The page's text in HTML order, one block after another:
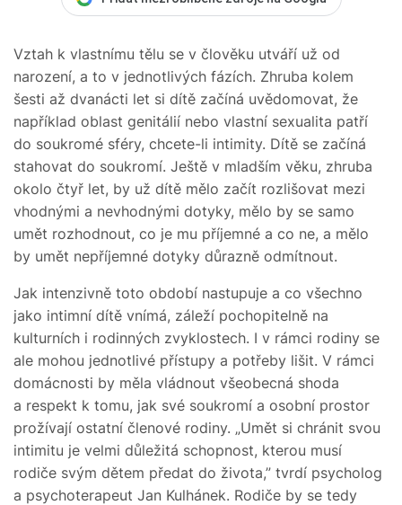
Vztah k vlastnímu tělu se v člověku utváří už od
narození, a to v jednotlivých fázích. Zhruba kolem
šesti až dvanácti let si dítě začíná uvědomovat, že
například oblast genitálií nebo vlastní sexualita patří
do soukromé sféry, chcete-li intimity. Dítě se začíná
stahovat do soukromí. Ještě v mladším věku, zhruba
okolo čtyř let, by už dítě mělo začít rozlišovat mezi
vhodnými a nevhodnými dotyky, mělo by se samo
umět rozhodnout, co je mu příjemné a co ne, a mělo
by umět nepříjemné dotyky důrazně odmítnout.
Jak intenzivně toto období nastupuje a co všechno
jako intimní dítě vnímá, záleží pochopitelně na
kulturních i rodinných zvyklostech. I v rámci rodiny se
ale mohou jednotlivé přístupy a potřeby lišit. V rámci
domácnosti by měla vládnout všeobecná shoda
a respekt k tomu, jak své soukromí a osobní prostor
prožívají ostatní členové rodiny. „Umět si chránit svou
intimitu je velmi důležitá schopnost, kterou musí
rodiče svým dětem předat do života,” tvrdí psycholog
a psychoterapeut Jan Kulhánek. Rodiče by se tedy